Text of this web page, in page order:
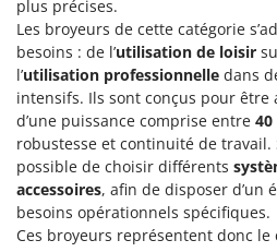
V
Verdemax
Vesco
Volpi
W
Waldner
Weber
WIDU
plus précises.
Les broyeurs de cette catégorie
besoins : de l’utilisation de loisir
l’utilisation professionnelle dans
intensifs. Ils sont conçus pour être
d’une puissance comprise entre 40
robustesse et continuité de travail.
possible de choisir différents
accessoires, afin de disposer d’un
besoins opérationnels spécifiques.
Ces broyeurs représentent donc